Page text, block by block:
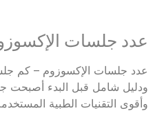
عدد جلسات
عدد جلسات الإكسوزوم – كم
ودليل شامل قبل البدء أصبحت
وأقوى التقنيات الطبية